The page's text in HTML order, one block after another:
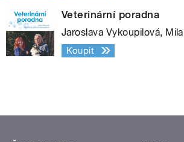
Veterinární poradna
Jaroslava Vykoupilová,
Koupit